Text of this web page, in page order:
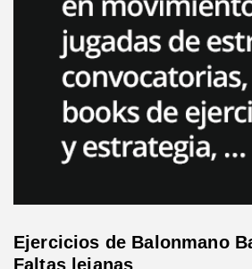
Ejercicios de Balonmano
Faltas lejanas